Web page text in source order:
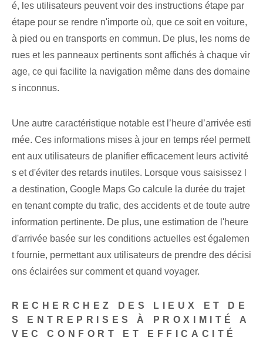
é, les utilisateurs peuvent voir des instructions étape par
étape pour se rendre n'importe où, que ce soit en voiture,
à pied ou en transports en commun.⁢ De plus, les noms de
rues et les panneaux pertinents sont affichés à chaque vir
age, ce qui facilite la navigation même dans des domaine
s inconnus.
Une autre caractéristique notable est l’heure d’arrivée esti
mée. Ces informations mises à jour en temps réel permett
ent aux utilisateurs de planifier efficacement leurs activité
s et d'éviter des retards inutiles. Lorsque vous saisissez l
a destination, Google Maps Go calcule la durée du trajet
en tenant compte du trafic, des accidents et de toute autre
information pertinente. De plus, une estimation de l'heure
d'arrivée basée sur les conditions actuelles est égalemen
t fournie, permettant aux utilisateurs de prendre des décisi
ons éclairées sur comment et quand voyager.
RECHERCHEZ DES LIEUX ET DE
S ENTREPRISES À PROXIMITÉ A
VEC CONFORT ET EFFICACITÉ